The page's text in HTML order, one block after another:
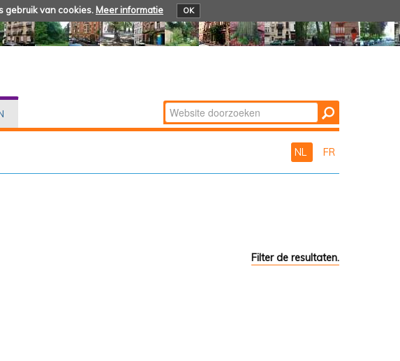
gebruik van cookies. Meer informatie OK
Zoek
Geavanceerd
NL FR
Filter de resultaten.